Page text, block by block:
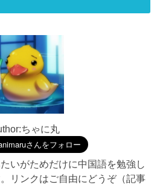
ちゃに丸
いがためだけに中国語を勉強し
リンクはご自由にどうぞ（記事